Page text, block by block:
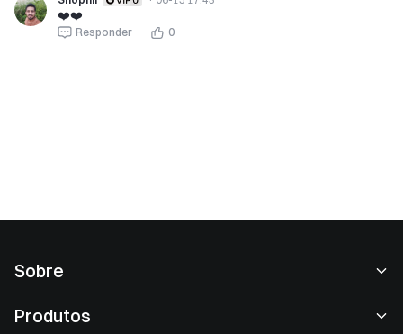
❤️❤️
Responder 0
Sobre
Produtos